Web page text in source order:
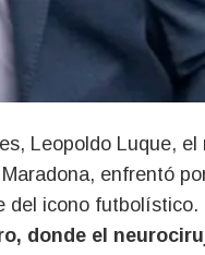
enfrentó
del icono futbolístico.
donde el